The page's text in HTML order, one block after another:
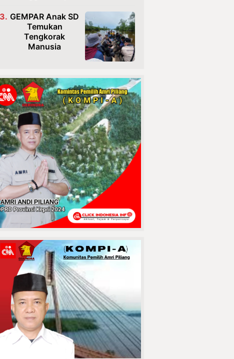
GEMPAR Anak SD
Temukan
Tengkorak
Manusia
Usai Diteror,
Ketua TRINUSA
Resmi Laporkan
Ancaman ke
Polresta
Pasuruan
Terekam CCTV!
Pengurus Masjid
Alzayn 1
Tembilahan Kasih
Ultimatum
Pencuri Sendal, Kasihan Kalau
Sampai Ke Sel
MENGANGA DI
JABATA! Lubang
Jembatan Batang
Tuaka Sambar
Pengendara, Korban Berikutnya
Siapa?
Penuh Haru,
Keluarga Besar
KUA Tembilahan
Hulu Lepas